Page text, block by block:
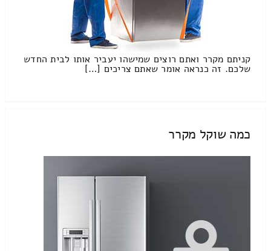
קניתם מקרר ואתם רוצים שמישהו יעביר אותו לבית החדש
שלכם. זה כנראה אומר שאתם צריכים […]
כמה שוקל מקרר